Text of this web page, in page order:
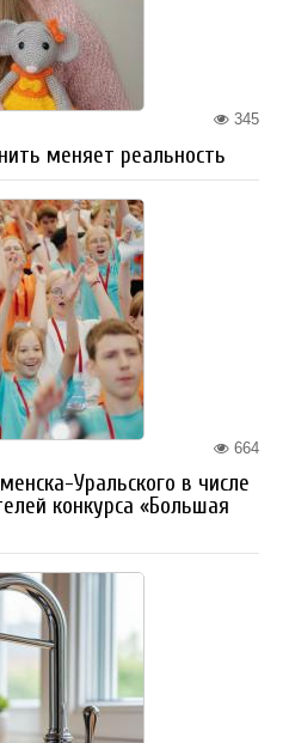
345
меняет реальность
664
Уральского в числе
конкурса «Большая